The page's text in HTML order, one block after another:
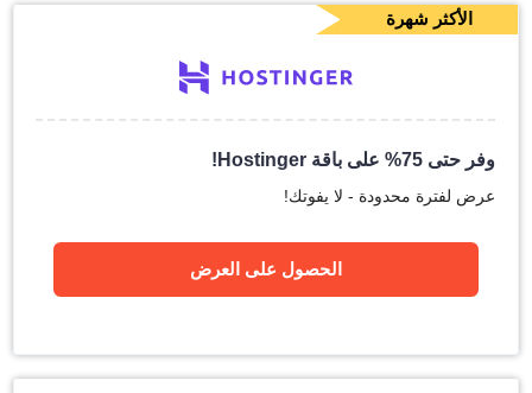
الأكثر شهرة
وفر حتى 75% على باقة Hostinger!
عرض لفترة محدودة - لا يفوتك!
الحصول على العرض